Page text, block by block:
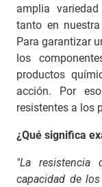
amplia
tanto en
Para garantizar
los
productos
acción. Por
resistentes a los
¿Qué significa
"La resistencia
capacidad de